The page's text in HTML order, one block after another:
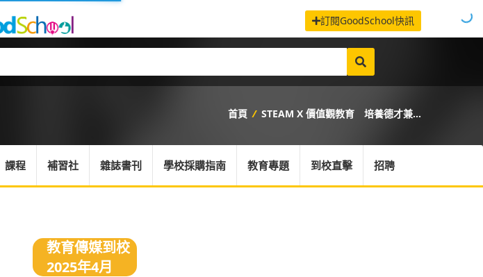
訂閱GoodSchool快訊
首頁 / STEAM X 價值觀教育 培養德才兼...
課程 補習社 雜誌書刊 學校採購指南 教育專題 到校直擊 招聘
教育傳媒到校
2025年4月